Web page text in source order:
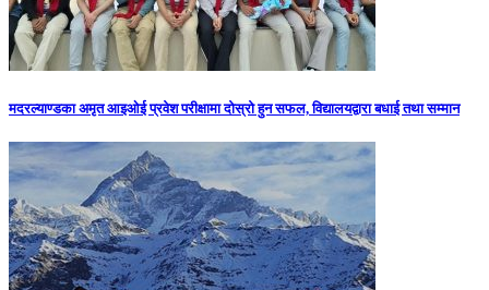
मदरल्याण्डका अमृत आइओई प्रवेश परीक्षामा दोस्रो हुन सफल, विद्यालयद्वारा बधाई तथा सम्मान